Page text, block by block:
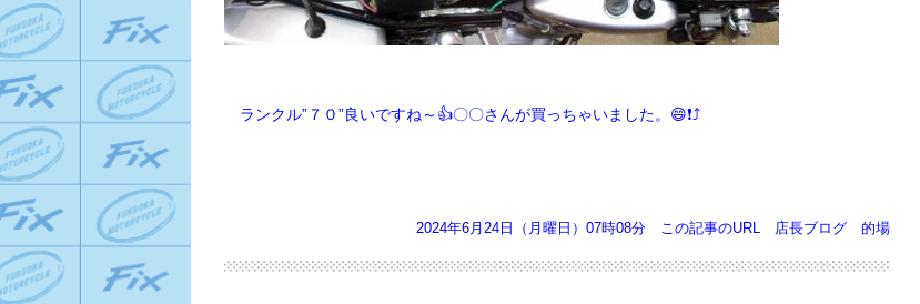
ランクル”７０”良いですね～👍〇〇さんが買っちゃいました。😄❗⤴️
2024年6月24日（月曜日）07時08分 この記事のURL 店長ブログ 的場